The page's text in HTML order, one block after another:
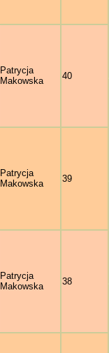
Patrycja
Makowska
40
Patrycja
Makowska
39
Patrycja
Makowska
38